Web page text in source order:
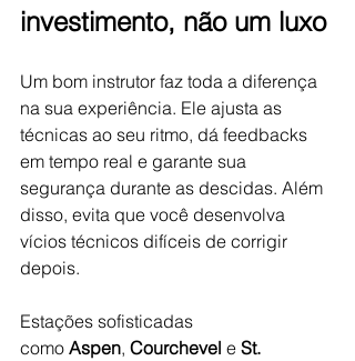
investimento, não um luxo
Um bom instrutor faz toda a diferença
na sua experiência. Ele ajusta as
técnicas ao seu ritmo, dá feedbacks
em tempo real e garante sua
segurança durante as descidas. Além
disso, evita que você desenvolva
vícios técnicos difíceis de corrigir
depois.
Estações sofisticadas
como Aspen, Courchevel e St.